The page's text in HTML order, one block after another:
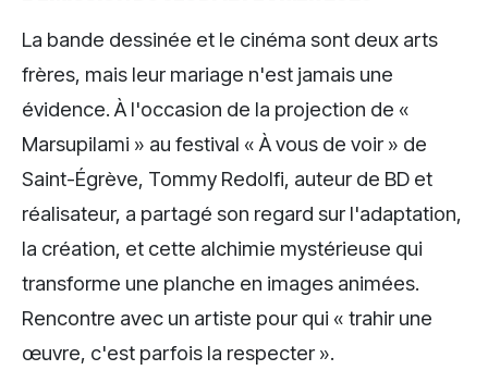
La bande dessinée et le cinéma sont deux arts
frères, mais leur mariage n'est jamais une
évidence. À l'occasion de la projection de «
Marsupilami » au festival « À vous de voir » de
Saint-Égrève, Tommy Redolfi, auteur de BD et
réalisateur, a partagé son regard sur l'adaptation,
la création, et cette alchimie mystérieuse qui
transforme une planche en images animées.
Rencontre avec un artiste pour qui « trahir une
œuvre, c'est parfois la respecter ».